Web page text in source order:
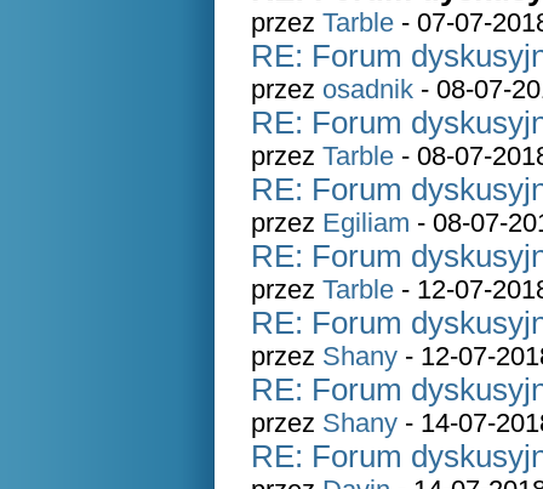
przez Tarble - 07-07-
RE: Forum
przez osadnik - 08-07-
RE: Forum
przez Tarble - 08-07-
RE: Forum
przez Egiliam - 08-07-
RE: Forum
przez Tarble - 12-07-
RE: Forum
przez Shany - 12-07-
RE: Forum
przez Shany - 14-07-
RE: Forum